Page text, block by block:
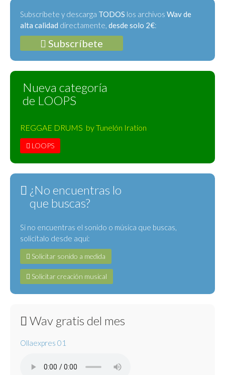
Subscríbete y descarga TODOS los archivos Wav de
alta calidad directamente, desde solo 2€:
Subscríbete
Nueva categoría
de LOOPS
REGGAE DRUMS by Tunelón Iration
LOOPS
¿No encuentras lo
que buscas?
Si no encuentras el sonido o música que buscas,
solicítalo desde aquí:
Solicitar sonido a medida
Solicitar creación musical
Wav gratis del mes
Ollaexpres 01